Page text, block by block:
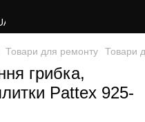
Товари для ремонту Товари
грибка,
Pattex 925-